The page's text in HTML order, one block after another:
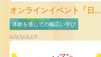
オンラインイベント「日...
体験を通しての幅広い学び
2025/02/05